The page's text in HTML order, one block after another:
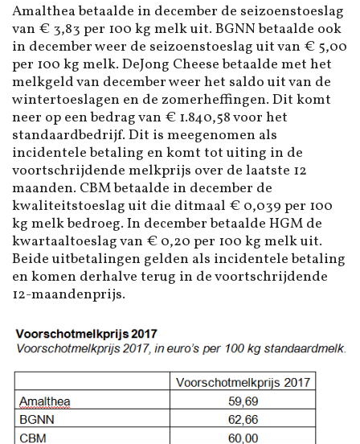
Amalthea betaalde in december de seizoenstoeslag
van € 3,83 per 100 kg melk uit. BGNN betaalde ook
in december weer de seizoenstoeslag uit van € 5,00
per 100 kg melk. DeJong Cheese betaalde met het
melkgeld van december weer het saldo uit van de
wintertoeslagen en de zomerheffingen. Dit komt
neer op een bedrag van € 1.840,58 voor het
standaardbedrijf. Dit is meegenomen als
incidentele betaling en komt tot uiting in de
voortschrijdende melkprijs over de laatste 12
maanden. CBM betaalde in december de
kwaliteitstoeslag uit die ditmaal € 0,039 per 100
kg melk bedroeg. In december betaalde HGM de
kwartaaltoeslag van € 0,20 per 100 kg melk uit.
Beide uitbetalingen gelden als incidentele betaling
en komen derhalve terug in de voortschrijdende
12-maandenprijs.